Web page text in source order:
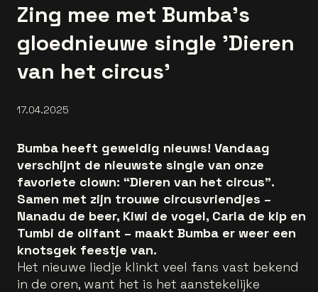
Zing mee met Bumba’s
gloednieuwe single 'Dieren
van het circus'
17.04.2025
Bumba heeft geweldig nieuws! Vandaag
verschijnt de nieuwste single van onze
favoriete clown: “Dieren van het circus”.
Samen met zijn trouwe circusvriendjes –
Nanadu de beer, Kiwi de vogel, Carla de kip en
Tumbi de olifant – maakt Bumba er weer een
knotsgek feestje van.
Het nieuwe liedje klinkt veel fans vast bekend
in de oren, want het is het aanstekelijke